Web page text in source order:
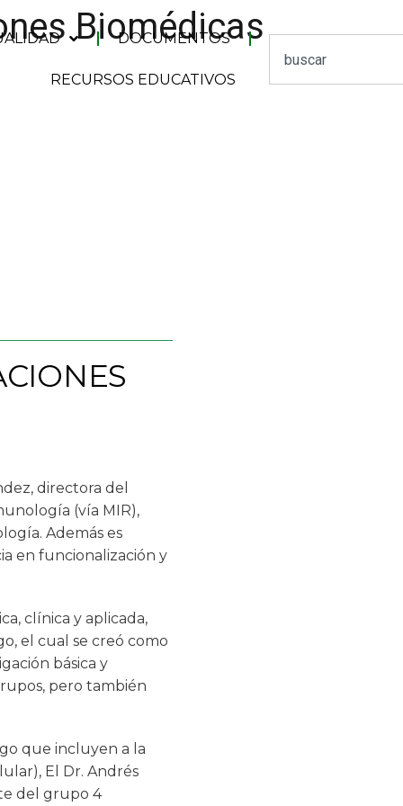
DOCUMENTOS
RECURSOS EDUCATIVOS
Biomédicas
directora del
(vía MIR),
Además es
en funcionalización y
clínica y aplicada,
el cual se creó como
básica y
pero también
que incluyen a la
El Dr. Andrés
del grupo 4